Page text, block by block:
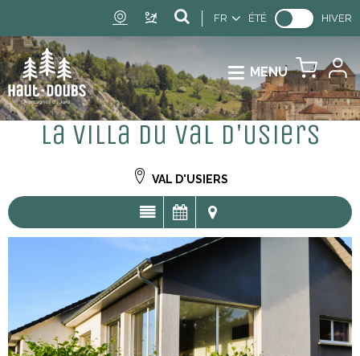
FR ÉTÉ HIVER
MENU
La Villa du Val d'Usiers
VAL D'USIERS